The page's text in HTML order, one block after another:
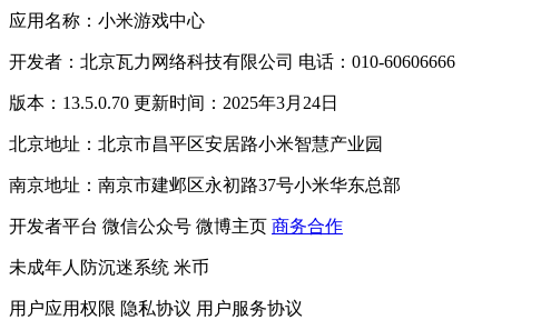
应用名称：小米游戏中心
开发者：北京瓦力网络科技有限公司 电话：010-60606666
版本：13.5.0.70 更新时间：2025年3月24日
北京地址：北京市昌平区安居路小米智慧产业园
南京地址：南京市建邺区永初路37号小米华东总部
开发者平台 微信公众号 微博主页 商务合作
未成年人防沉迷系统 米币
用户应用权限 隐私协议 用户服务协议